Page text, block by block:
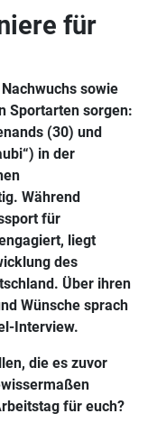
für
sowie
Sportarten sorgen:
(30) und
in der
Während
für
liegt
des
Über ihren
Wünsche sprach
Interview.
die es zuvor
für euch?